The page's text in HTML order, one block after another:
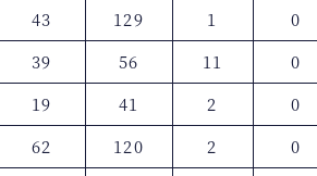
43 129 1 0
39 56 11 0
19 41 2 0
62 120 2 0